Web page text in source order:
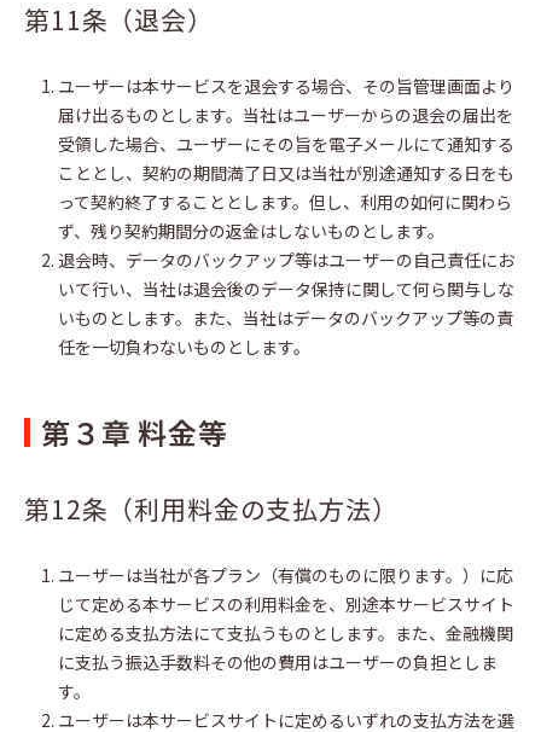
第11条（退会）
ユーザーは本サービスを退会する場合、その旨管理画面より
届け出るものとします。当社はユーザーからの退会の届出を
受領した場合、ユーザーにその旨を電子メールにて通知する
こととし、契約の期間満了日又は当社が別途通知する日をも
って契約終了することとします。但し、利用の如何に関わら
ず、残り契約期間分の返金はしないものとします。
退会時、データのバックアップ等はユーザーの自己責任にお
いて行い、当社は退会後のデータ保持に関して何ら関与しな
いものとします。また、当社はデータのバックアップ等の責
任を一切負わないものとします。
第３章 料金等
第12条（利用料金の支払方法）
ユーザーは当社が各プラン（有償のものに限ります。）に応
じて定める本サービスの利用料金を、別途本サービスサイト
に定める支払方法にて支払うものとします。また、金融機関
に支払う振込手数料その他の費用はユーザーの負担としま
す。
ユーザーは本サービスサイトに定めるいずれの支払方法を選